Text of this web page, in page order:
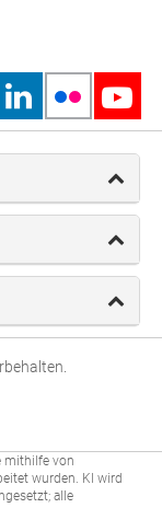
mithilfe von
wurden. KI wird
alle